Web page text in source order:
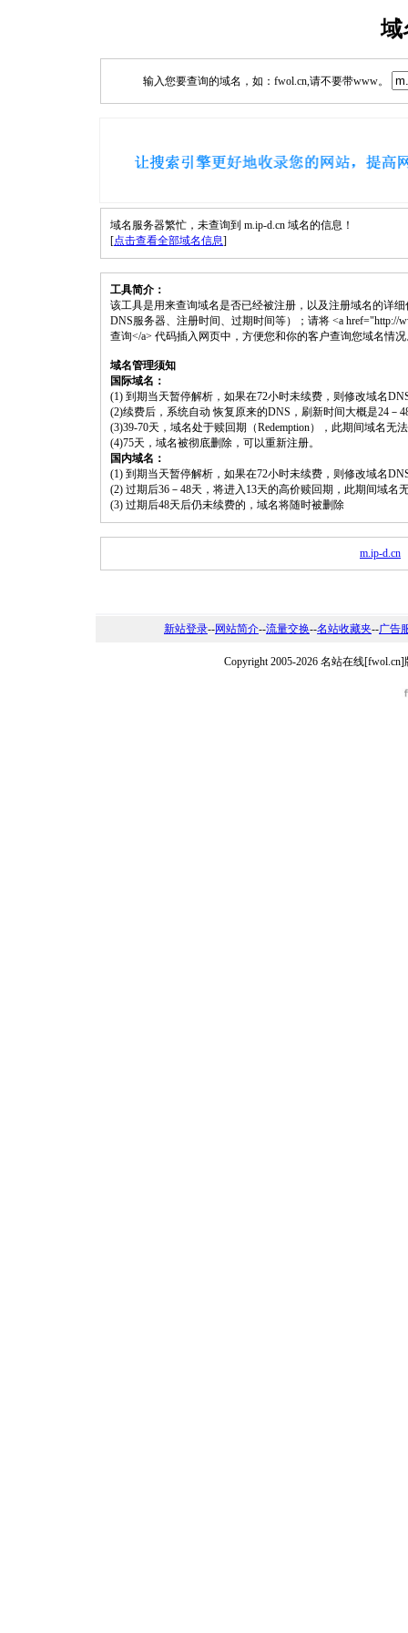
域
输入您要查询的域名，如：fwol.cn,请不要带www。
域名服务器繁忙，未查询到 m.ip-d.cn 域名的信息！
[点击查看全部域名信息]
工具简介：
该工具是用来查询域名是否已经被注册，以及注册域名的详
DNS服务器、注册时间、过期时间等）；请将 <a href="http://
查询</a> 代码插入网页中，方便您和你的客户查询您域名情
域名管理须知
国际域名：
(1) 到期当天暂停解析，如果在72小时未续费，则修改域名
(2)续费后，系统自动 恢复原来的DNS，刷新时间大概是24－
(3)39-70天，域名处于赎回期（Redemption），此期间域名无
(4)75天，域名被彻底删除，可以重新注册。
国内域名：
(1) 到期当天暂停解析，如果在72小时未续费，则修改域名
(2) 过期后36－48天，将进入13天的高价赎回期，此期间域名
(3) 过期后48天后仍未续费的，域名将随时被删除
m.ip-d.cn
新站登录--网站简介--流量交换--名站收藏夹--广告
Copyright 2005-2026 名站在线